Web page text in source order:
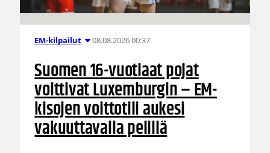
EM-kilpailut 08.08.2026 00:37
Suomen 16-vuotiaat pojat
voittivat Luxemburgin – EM-
kisojen voittotili aukesi
vakuuttavalla pelillä